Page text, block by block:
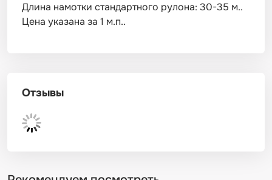
Длина намотки стандартного рулона: 30-35 м..
Цена указана за 1 м.п..
Отзывы